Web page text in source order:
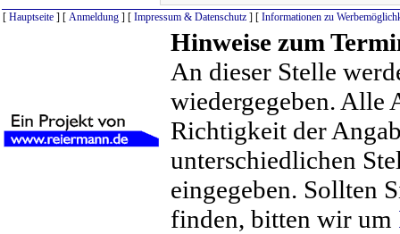
[ Hauptseite ] [ Anmeldung ] [ Impressum & Datenschutz ] [ Informationen zu
Hinweise zum
An dieser Stelle
wiedergegeben. Alle
Richtigkeit der
unterschiedlichen
eingegeben. Sollten
finden, bitten wir um